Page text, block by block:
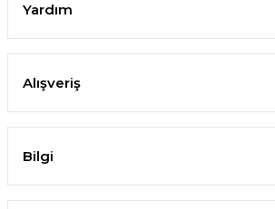
Yardım
Alışveriş
Bilgi